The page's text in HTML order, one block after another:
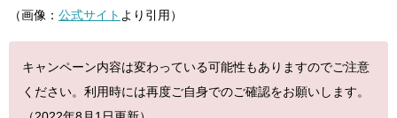
（画像： 公式サイト より引用）
キャンペーン内容は変わっている可能性もありますのでご注意
ください。利用時には再度ご自身でのご確認をお願いします。